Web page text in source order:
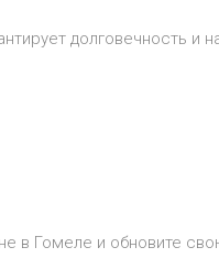
долговечность и
в Гомеле и обновите